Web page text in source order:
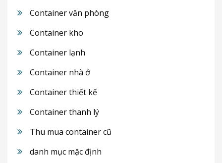
Container văn phòng
Container kho
Container lạnh
Container nhà ở
Container thiết kế
Container thanh lý
Thu mua container cũ
danh mục mặc định